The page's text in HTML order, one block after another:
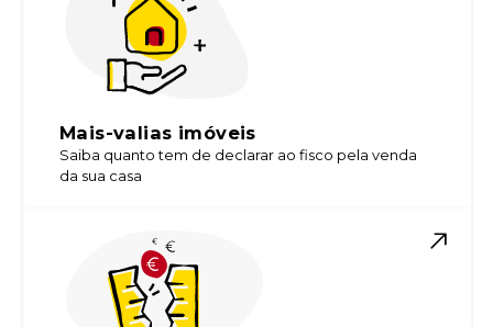
Mais-valias imóveis
Saiba quanto tem de declarar ao fisco pela venda
da sua casa